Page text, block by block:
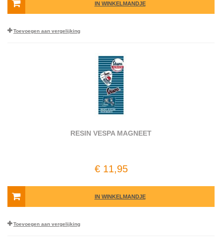
IN WINKELMANDJE
Toevoegen aan vergelijking
RESIN VESPA MAGNEET
€ 11,95
IN WINKELMANDJE
Toevoegen aan vergelijking